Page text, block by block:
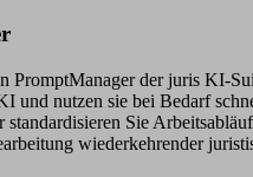
PromptManager der juris KI-
und nutzen sie bei Bedarf
standardisieren Sie
wiederkehrender